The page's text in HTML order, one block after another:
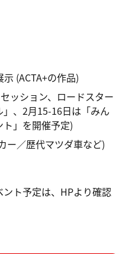
(ACTA+の作品)
ッション、ロードスター
、2月15-16日は「みん
」を開催予定)
ー／歴代マツダ車など)
ト予定は、HPより確認